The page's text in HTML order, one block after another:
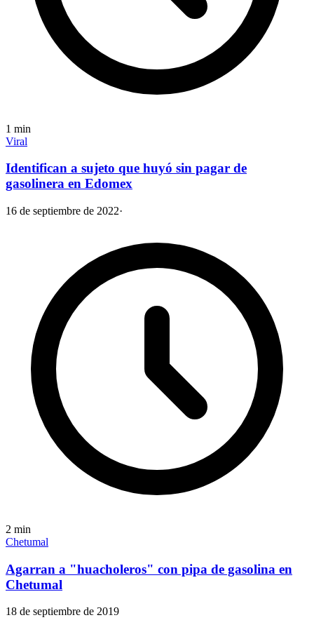
1 min
Viral
Identifican a sujeto que huyó sin pagar de
gasolinera en Edomex
16 de septiembre de 2022·
2 min
Chetumal
Agarran a "huacholeros" con pipa de gasolina en
Chetumal
18 de septiembre de 2019